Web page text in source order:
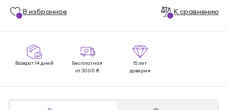
В избранноe К сравнению
Возврат 14 дней
Бесплатная
от 3000 ₴
15 лет
доверия